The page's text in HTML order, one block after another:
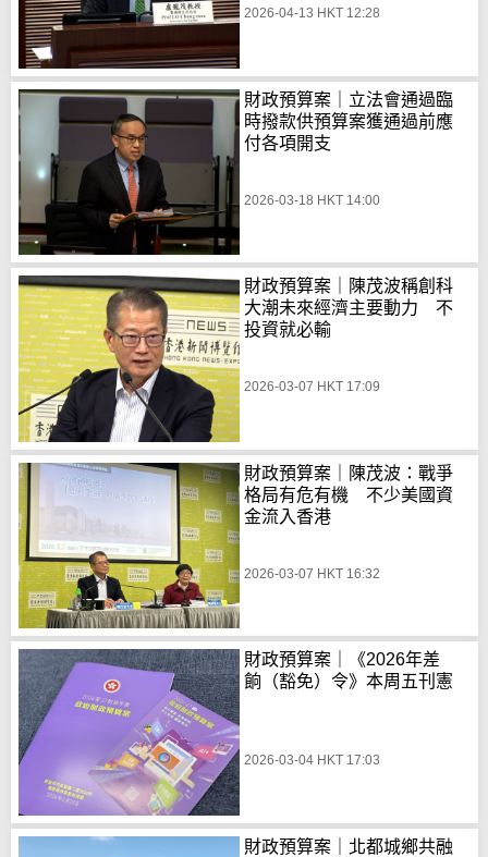
2026-04-13 HKT 12:28
財政預算案｜立法會通過臨
時撥款供預算案獲通過前應
付各項開支
2026-03-18 HKT 14:00
財政預算案｜陳茂波稱創科
大潮未來經濟主要動力 不
投資就必輸
2026-03-07 HKT 17:09
財政預算案｜陳茂波：戰爭
格局有危有機 不少美國資
金流入香港
2026-03-07 HKT 16:32
財政預算案｜《2026年差
餉（豁免）令》本周五刊憲
2026-03-04 HKT 17:03
財政預算案｜北都城鄉共融